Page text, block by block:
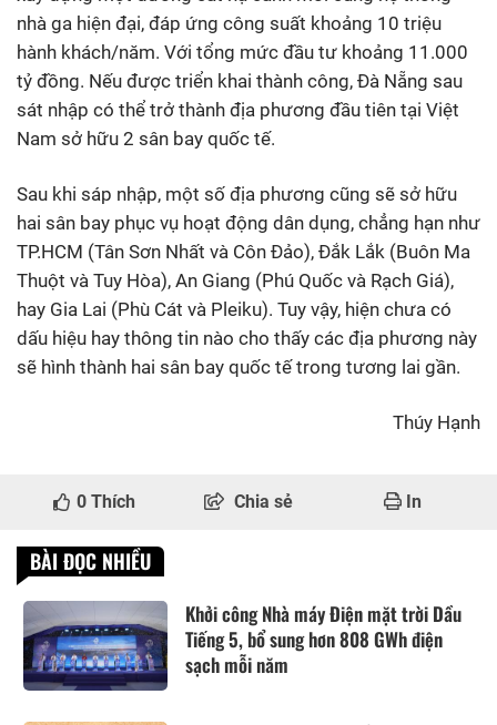
nhà ga hiện đại, đáp ứng công suất khoảng 10 triệu
hành khách/năm. Với tổng mức đầu tư khoảng 11.000
tỷ đồng. Nếu được triển khai thành công, Đà Nẵng sau
sát nhập có thể trở thành địa phương đầu tiên tại Việt
Nam sở hữu 2 sân bay quốc tế.
Sau khi sáp nhập, một số địa phương cũng sẽ sở hữu
hai sân bay phục vụ hoạt động dân dụng, chẳng hạn như
TP.HCM (Tân Sơn Nhất và Côn Đảo), Đắk Lắk (Buôn Ma
Thuột và Tuy Hòa), An Giang (Phú Quốc và Rạch Giá),
hay Gia Lai (Phù Cát và Pleiku). Tuy vậy, hiện chưa có
dấu hiệu hay thông tin nào cho thấy các địa phương này
sẽ hình thành hai sân bay quốc tế trong tương lai gần.
Thúy Hạnh
0 Thích Chia sẻ In
BÀI ĐỌC NHIỀU
Khởi công Nhà máy Điện mặt trời Dầu
Tiếng 5, bổ sung hơn 808 GWh điện
sạch mỗi năm